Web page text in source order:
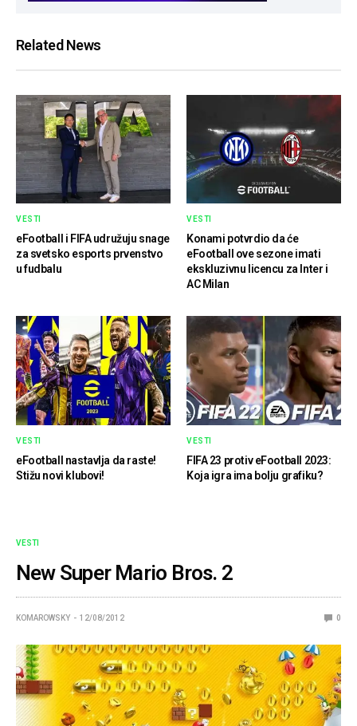
Related News
VESTI
eFootball i FIFA udružuju snage
za svetsko esports prvenstvo
u fudbalu
VESTI
Konami potvrdio da će
eFootball ove sezone imati
ekskluzivnu licencu za Inter i
AC Milan
VESTI
eFootball nastavlja da raste!
Stižu novi klubovi!
VESTI
FIFA 23 protiv eFootball 2023:
Koja igra ima bolju grafiku?
VESTI
New Super Mario Bros. 2
KOMAROWSKY 12/08/2012 0